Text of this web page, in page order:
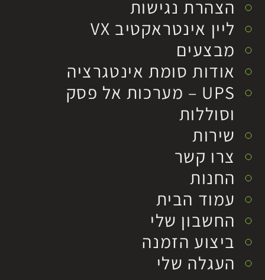
הצהרת נגישות
ליין אינטראקטיב VX
מבצעים
אודות סומת אינטגרציה
UPS – מערכות אל פסק
וסוללות
שירות
צרו קשר
החנות
עמוד הבית
החשבון שלי
ביצוע הזמנה
העגלה שלי